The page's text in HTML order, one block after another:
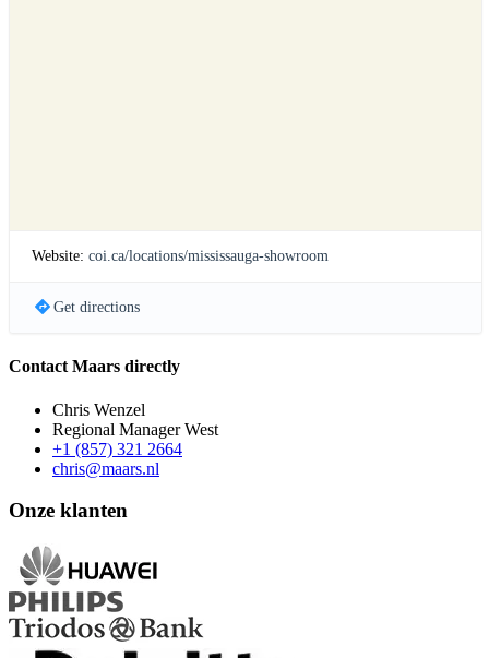
Website: coi.ca/locations/mississauga-showroom
Get directions
Contact Maars directly
Chris Wenzel
Regional Manager West
+1 (857) 321 2664
chris@maars.nl
Onze klanten